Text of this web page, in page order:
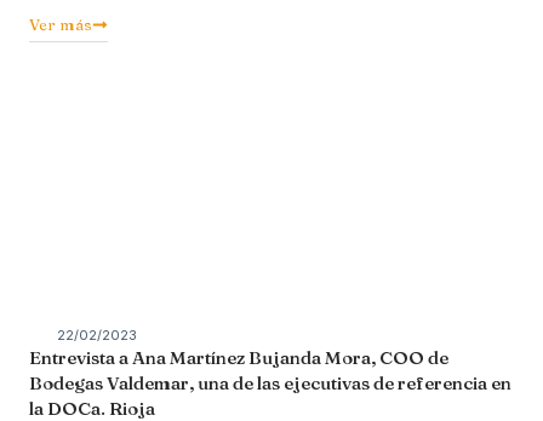
Ver más
22/02/2023
Entrevista a Ana Martínez Bujanda Mora, COO de
Bodegas Valdemar, una de las ejecutivas de referencia en
la DOCa. Rioja